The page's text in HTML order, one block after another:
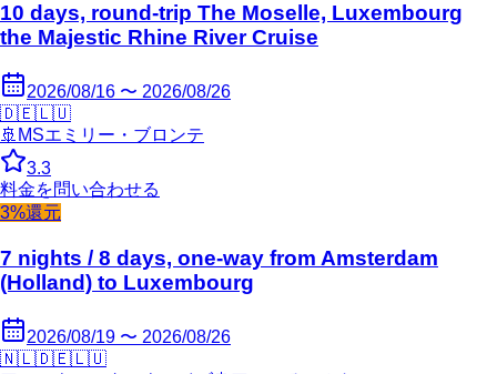
10 days, round-trip The Moselle, Luxembourg
the Majestic Rhine River Cruise
2026/08/16 〜 2026/08/26
🇩🇪🇱🇺
🚢 MSエミリー・ブロンテ
3.3
料金を問い合わせる
3%還元
7 nights / 8 days, one-way from Amsterdam
(Holland) to Luxembourg
2026/08/19 〜 2026/08/26
🇳🇱🇩🇪🇱🇺